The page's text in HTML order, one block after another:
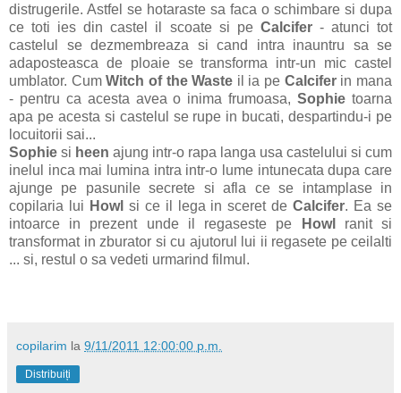
distrugerile. Astfel se hotaraste sa faca o schimbare si dupa
ce toti ies din castel il scoate si pe Calcifer- atunci tot
castelul se dezmembreaza si cand intra inauntru sa se
adaposteasca de ploaie se transforma intr-un mic castel
umblator. CumWitch of the Waste il ia pe Calciferin mana
- pentru ca acesta avea o inima frumoasa,Sophietoarna
apa pe acesta si castelul se rupe in bucati, despartindu-i pe
locuitorii sai...
Sophie si heen ajung intr-o rapa langa usa castelului si cum
inelul inca mai lumina intra intr-o lume intunecata dupa care
ajunge pe pasunile secrete si afla ce se intamplase in
copilaria lui Howl si ce il lega in sceret deCalcifer. Ea se
intoarce in prezent unde il regaseste pe
Howl
ranit si
transformat in zburator si cu ajutorul lui ii regasete pe ceilalti
... si, restul o sa vedeti urmarind filmul.
copilarim la 9/11/2011 12:00:00 p.m.
Distribuiți